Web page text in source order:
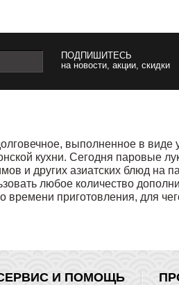
ПОДПИШИТЕСЬ
на новости, акции, скидки
выполненное в виде
кухни. Сегодня паровые
и других азиатских блюд на
любое количество
времени приготовления, для
И ПОМОЩЬ